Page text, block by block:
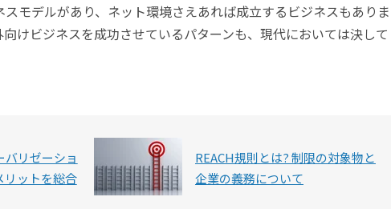
モデルがあり、ネット環境さえあれば成立するビジネスもありま
けビジネスを成功させているパターンも、現代においては決して
リゼーショ
リットを総合
REACH規則とは? 制限の対象物と
企業の義務について